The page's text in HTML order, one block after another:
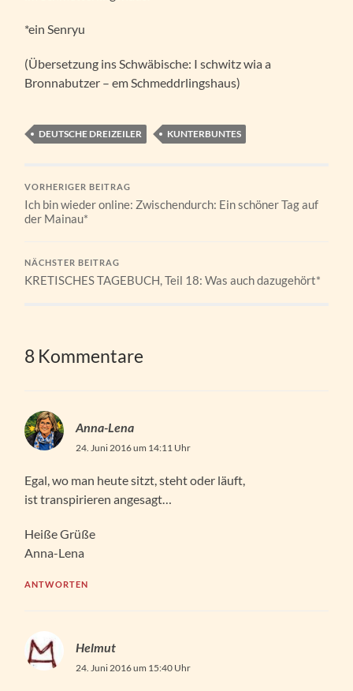
*ein Senryu
(Übersetzung ins Schwäbische: I schwitz wia a
Bronnabutzer – em Schmeddrlingshaus)
DEUTSCHE DREIZEILER KUNTERBUNTES
VORHERIGER BEITRAG
Ich bin wieder online: Zwischendurch: Ein schöner Tag auf
der Mainau*
NÄCHSTER BEITRAG
KRETISCHES TAGEBUCH, Teil 18: Was auch dazugehört*
8 Kommentare
Anna-Lena
24. Juni 2016 um 14:11 Uhr
Egal, wo man heute sitzt, steht oder läuft,
ist transpirieren angesagt…
Heiße Grüße
Anna-Lena
ANTWORTEN
Helmut
24. Juni 2016 um 15:40 Uhr